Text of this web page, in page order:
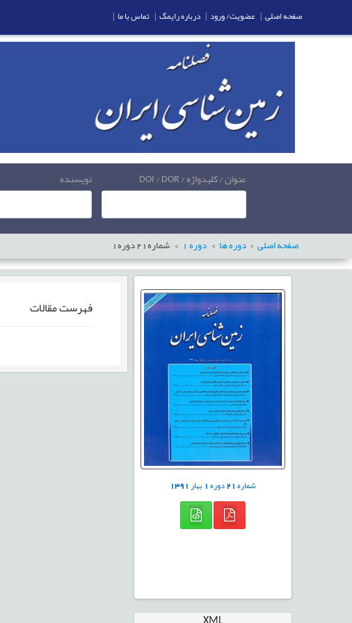
عنوان / کلیدواژه / DOI / DOR نویسنده
صفحه اصلی دوره ها دوره شماره21دوره1
شماره21دوره1 بهار1391
فهرست مقالات
صفحه اصلی | عضویت/ ورود | درباره رایمگ | تماس با ما |